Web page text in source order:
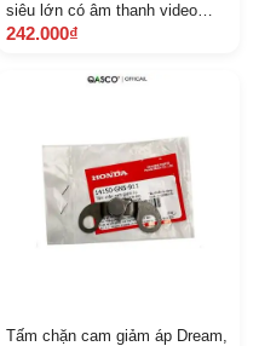
siêu lớn có âm thanh video
kèm ảnh thật Khách chat chọn
242.000₫
Tấm chặn cam giảm áp Dream,